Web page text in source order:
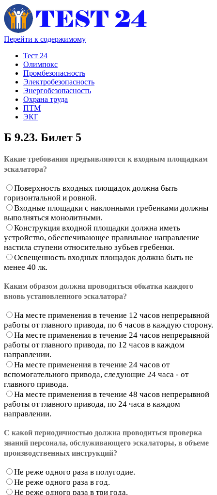
Перейти к содержимому
Тест 24
Олимпокс
Промбезопасность
Электробезопасность
Энергобезопасность
Охрана труда
ПТМ
ЭКГ
Б 9.23. Билет 5
Какие требования предъявляются к входным площадкам
эскалатора?
Поверхность входных площадок должна быть
горизонтальной и ровной.
Входные площадки с наклонными гребенками должны
выполняться монолитными.
Конструкция входной площадки должна иметь
устройство, обеспечивающее правильное направление
настила ступени относительно зубьев гребенки.
Освещенность входных площадок должна быть не
менее 40 лк.
Каким образом должна проводиться обкатка каждого
вновь установленного эскалатора?
На месте применения в течение 12 часов непрерывной
работы от главного привода, по 6 часов в каждую сторону.
На месте применения в течение 24 часов непрерывной
работы от главного привода, по 12 часов в каждом
направлении.
На месте применения в течение 24 часов от
вспомогательного привода, следующие 24 часа - от
главного привода.
На месте применения в течение 48 часов непрерывной
работы от главного привода, по 24 часа в каждом
направлении.
С какой периодичностью должна проводиться проверка
знаний персонала, обслуживающего эскалаторы, в объеме
производственных инструкций?
Не реже одного раза в полугодие.
Не реже одного раза в год.
Не реже одного раза в три года.